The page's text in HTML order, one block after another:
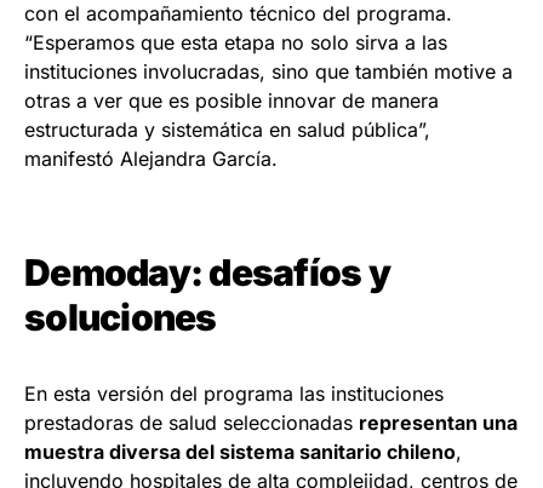
con el acompañamiento técnico del programa.
“Esperamos que esta etapa no solo sirva a las
instituciones involucradas, sino que también motive a
otras a ver que es posible innovar de manera
estructurada y sistemática en salud pública”,
manifestó Alejandra García.
Demoday: desafíos y
soluciones
En esta versión del programa las instituciones
prestadoras de salud seleccionadas representan una
muestra diversa del sistema sanitario chileno,
incluyendo hospitales de alta complejidad, centros de